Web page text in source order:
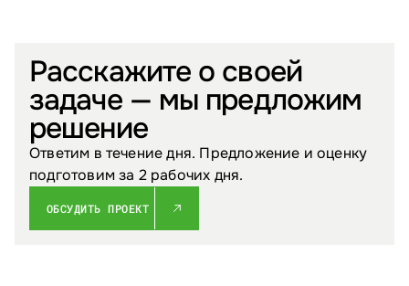
Расскажите о своей
задаче — мы предложим
решение
Ответим в течение дня. Предложение и оценку
подготовим за 2 рабочих дня.
ОБСУДИТЬ ПРОЕКТ